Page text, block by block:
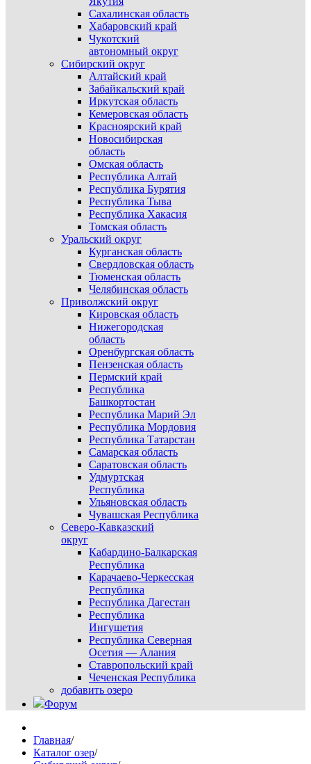
Сахалинская область
Хабаровский край
Чукотский
автономный округ
Сибирский округ
Алтайский край
Забайкальский край
Иркутская область
Кемеровская область
Красноярский край
Новосибирская
область
Омская область
Республика Алтай
Республика Бурятия
Республика Тыва
Республика Хакасия
Томская область
Уральский округ
Курганская область
Свердловская область
Тюменская область
Челябинская область
Приволжский округ
Кировская область
Нижегородская
область
Оренбургская область
Пензенская область
Пермский край
Республика
Башкортостан
Республика Марий Эл
Республика Мордовия
Республика Татарстан
Самарская область
Саратовская область
Удмуртская
Республика
Ульяновская область
Чувашская Республика
Северо-Кавказский
округ
Кабардино-Балкарская
Республика
Карачаево-Черкесская
Республика
Республика Дагестан
Республика
Ингушетия
Республика Северная
Осетия — Алания
Ставропольский край
Чеченская Республика
добавить озеро
Форум
Главная/
Каталог озер/